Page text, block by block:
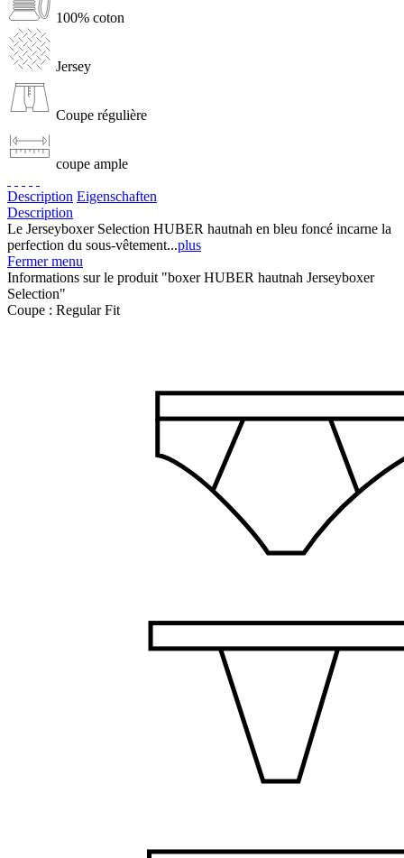
100% coton
Jersey
Coupe régulière
coupe ample
Description Eigenschaften
Description
Le Jerseyboxer Selection HUBER hautnah en bleu foncé incarne la
perfection du sous-vêtement...plus
Fermer menu
Informations sur le produit "boxer HUBER hautnah Jerseyboxer
Selection"
Coupe : Regular Fit